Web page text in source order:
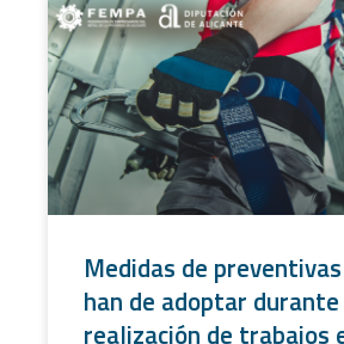
Medidas de
han de adoptar
realización de trabajos